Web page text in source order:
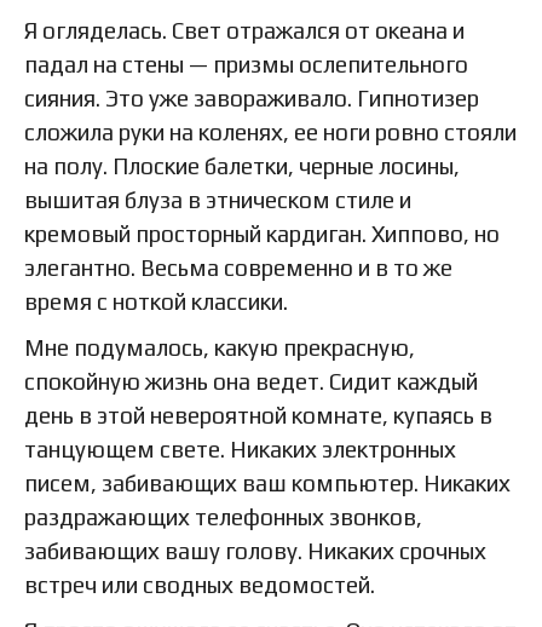
Я огляделась. Свет отражался от океана и
падал на стены — призмы ослепительного
сияния. Это уже завораживало. Гипнотизер
сложила руки на коленях, ее ноги ровно стояли
на полу. Плоские балетки, черные лосины,
вышитая блуза в этническом стиле и
кремовый просторный кардиган. Хиппово, но
элегантно. Весьма современно и в то же
время с ноткой классики.
Мне подумалось, какую прекрасную,
спокойную жизнь она ведет. Сидит каждый
день в этой невероятной комнате, купаясь в
танцующем свете. Никаких электронных
писем, забивающих ваш компьютер. Никаких
раздражающих телефонных звонков,
забивающих вашу голову. Никаких срочных
встреч или сводных ведомостей.